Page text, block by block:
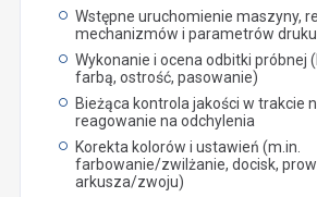
Wstępne uruchomienie maszyny,
mechanizmów i parametrów druku
Wykonanie i ocena odbitki próbnej
farbą, ostrość, pasowanie)
Bieżąca kontrola jakości w trakcie
reagowanie na odchylenia
Korekta kolorów i ustawień (m.in.
farbowanie/zwilżanie, docisk,
arkusza/zwoju)